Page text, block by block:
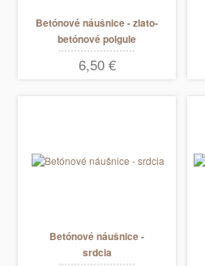
Betónové náušnice - zlato-
betónové polgule
6,50 €
Betónové náušnice -
srdcia